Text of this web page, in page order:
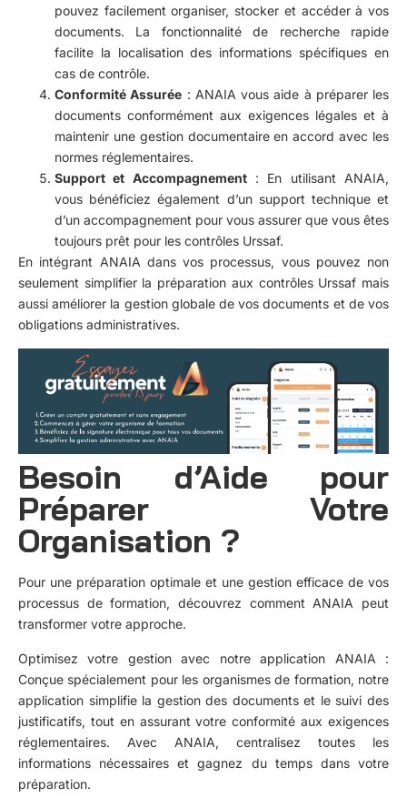
pouvez facilement organiser, stocker et accéder à vos
documents. La fonctionnalité de recherche rapide
facilite la localisation des informations spécifiques en
cas de contrôle.
Conformité Assurée : ANAIA vous aide à préparer les
documents conformément aux exigences légales et à
maintenir une gestion documentaire en accord avec les
normes réglementaires.
Support et Accompagnement: En utilisant ANAIA,
vous bénéficiez également d’un support technique et
d’un accompagnement pour vous assurer que vous êtes
toujours prêt pour les contrôles Urssaf.
En intégrant ANAIA dans vos processus, vous pouvez non
seulement simplifier la préparation aux contrôles Urssaf mais
aussi améliorer la gestion globale de vos documents et de vos
obligations administratives.
Besoin d’Aide pour
Préparer Votre
Organisation ?
Pour une préparation optimale et une gestion efficace de vos
processus de formation, découvrez comment ANAIA peut
transformer votre approche.
Optimisez votre gestion avec notre application ANAIA :
Conçue spécialement pour les organismes de formation, notre
application simplifie la gestion des documents et le suivi des
justificatifs, tout en assurant votre conformité aux exigences
réglementaires. Avec ANAIA, centralisez toutes les
informations nécessaires et gagnez du temps dans votre
préparation.